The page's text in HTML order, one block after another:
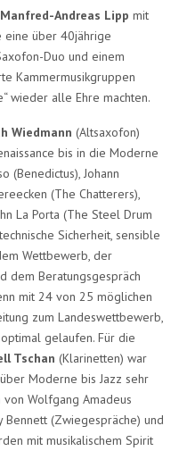
Manfred-Andreas Lipp mit
eine über 40jährige
Duo und einem
Kammermusikgruppen
wieder alle Ehre machten.
Wiedmann (Altsaxofon)
bis in die Moderne
(Benedictus), Johann
(The Chatterers),
La Porta (The Steel Drum
Sicherheit, sensible
Wettbewerb, der
dem Beratungsgespräch
mit 24 von 25 möglichen
zum Landeswettbewerb,
gelaufen. Für die
Tschan (Klarinetten) war
Moderne bis Jazz sehr
Wolfgang Amadeus
Bennett (Zwiegespräche) und
mit musikalischem Spirit